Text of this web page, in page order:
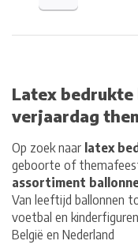
Latex
verjaardag
Op zoek naar latex
geboorte of
assortiment
Van leeftijd ballonnen
voetbal en
België en Nederland